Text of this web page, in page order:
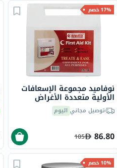
17% خصم
نوفاميد مجموعة الإسعافات
الأولية متعددة الأغراض
تحتوي على 105 قطعة حزمة
من 1توصيل مجاني اليوم
86.80
105
10% خصم